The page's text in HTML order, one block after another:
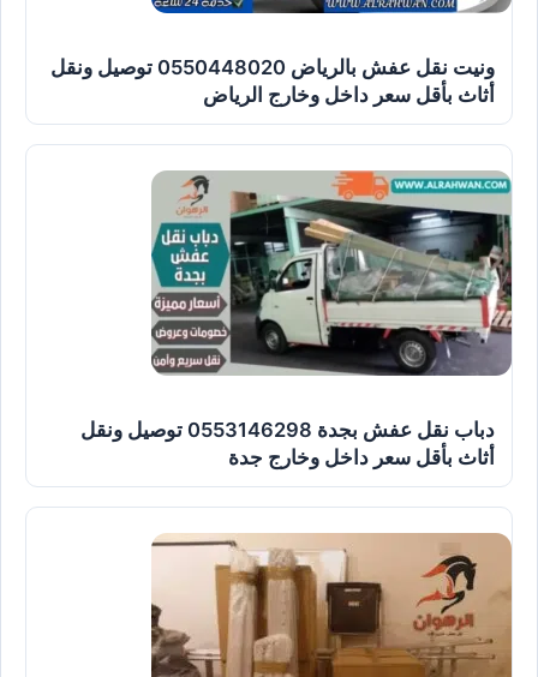
ونيت نقل عفش بالرياض 0550448020 توصيل ونقل
أثاث بأقل سعر داخل وخارج الرياض
دباب نقل عفش بجدة 0553146298 توصيل ونقل
أثاث بأقل سعر داخل وخارج جدة